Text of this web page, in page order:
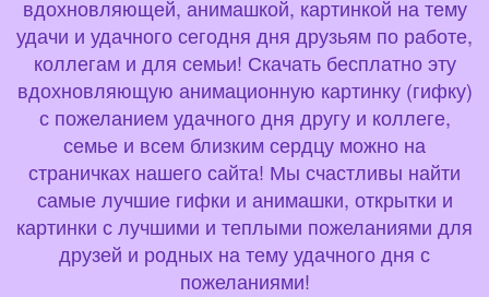
вдохновляющей, анимашкой, картинкой на тему
удачи и удачного сегодня дня друзьям по работе,
коллегам и для семьи! Скачать бесплатно эту
вдохновляющую анимационную картинку (гифку)
с пожеланием удачного дня другу и коллеге,
семье и всем близким сердцу можно на
страничках нашего сайта! Мы счастливы найти
самые лучшие гифки и анимашки, открытки и
картинки с лучшими и теплыми пожеланиями для
друзей и родных на тему удачного дня с
пожеланиями!